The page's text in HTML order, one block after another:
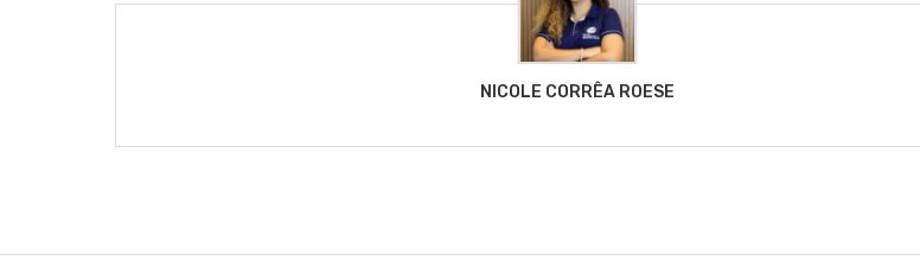
NICOLE CORRÊA ROESE